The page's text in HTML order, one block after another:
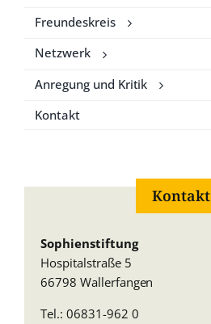
Freundeskreis
Netzwerk
Anregung und Kritik
Kontakt
Kontakt
Sophienstiftung
Hospitalstraße 5
66798 Wallerfangen
Tel.: 06831-962 0